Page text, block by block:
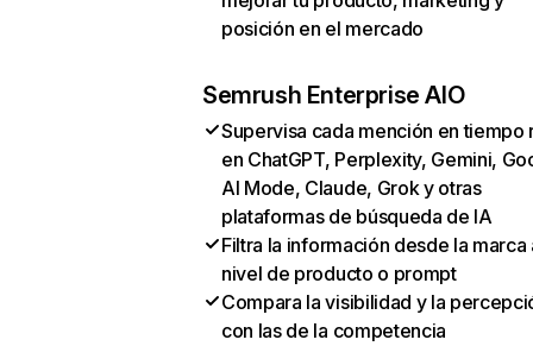
posición en el mercado
Semrush Enterprise AIO
Supervisa cada mención en tiempo
en ChatGPT, Perplexity, Gemini,
AI Mode, Claude, Grok y otras
plataformas de búsqueda de IA
Filtra la información desde la marca
nivel de producto o prompt
Compara la visibilidad y la
con las de la competencia